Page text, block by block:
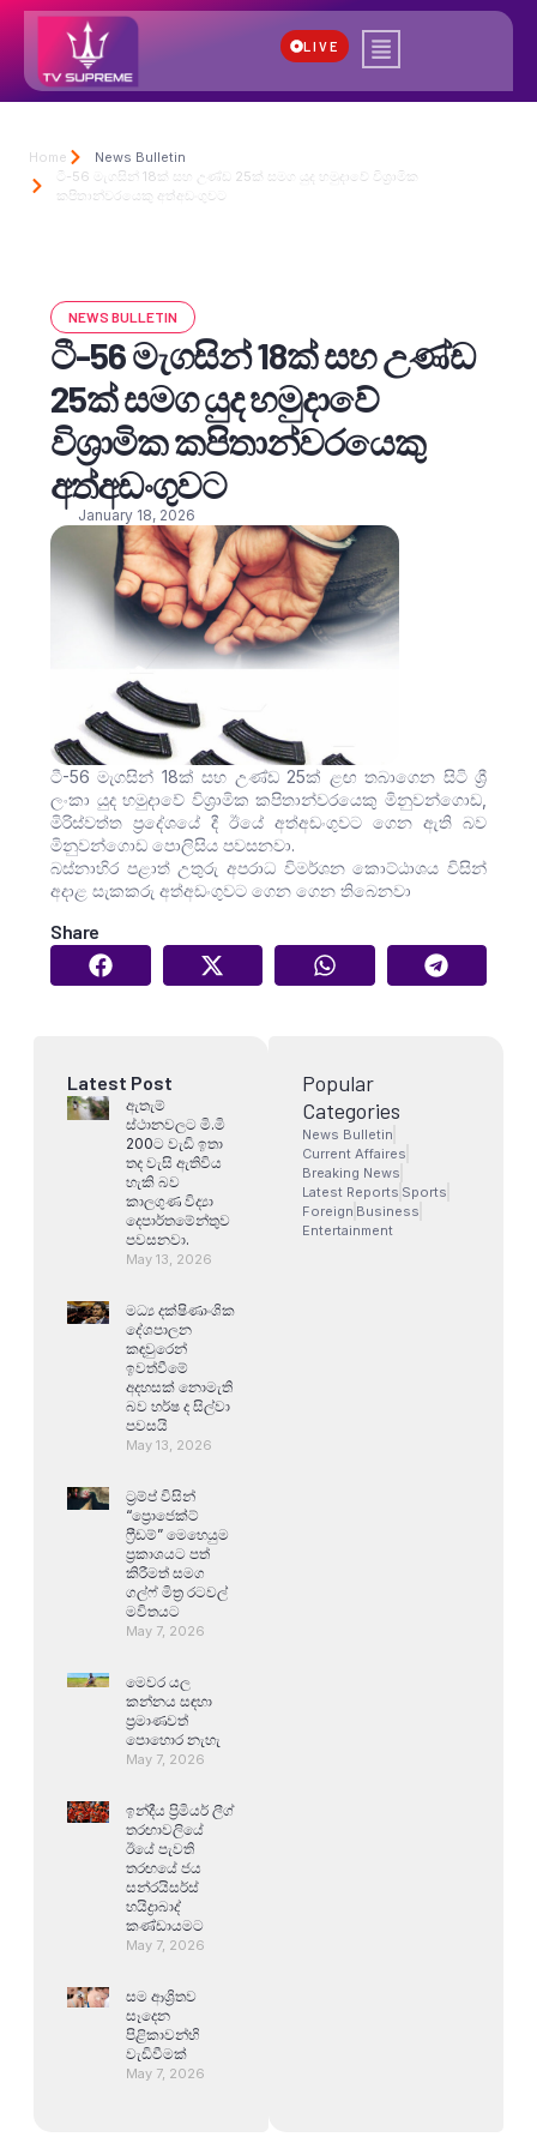
LIVE
Home
News Bulletin
ටී-56 මැගසින් 18ක් සහ උණ්ඩ 25ක් සමග යුද හමුදාවේ විශ්‍රාමික
කපිතාන්වරයෙකු අත්අඩංගුවට
NEWS BULLETIN
ටී-56 මැගසින් 18ක් සහ උණ්ඩ
25ක් සමග යුද හමුදාවේ
විශ්‍රාමික කපිතාන්වරයෙකු
අත්අඩංගුවට
January 18, 2026
ටී-56 මැගසින් 18ක් සහ උණ්ඩ 25ක් ළඟ තබාගෙන සිටි ශ්‍රී
ලංකා යුද හමුදාවේ විශ්‍රාමික කපිතාන්වරයෙකු මිනුවන්ගොඩ,
මිරිස්වත්ත ප්‍රදේශයේ දී ඊයේ අත්අඩංගුවට ගෙන ඇති බව
මිනුවන්ගොඩ පොලිසිය පවසනවා.
බස්නාහිර පළාත් උතුරු අපරාධ විමර්ශන කොට්ඨාශය විසින්
අදාළ සැකකරු අත්අඩංගුවට ගෙන ගෙන තිබෙනවා
Share
Latest Post
ඇතැම්
ස්ථානවලට මි.මි
200ට වැඩි ඉතා
තද වැසි ඇතිවිය
හැකි බව
කාලගුණ විද්‍යා
දෙපාර්තමේන්තුව
පවසනවා.
May 13, 2026
මධ්‍ය දක්ෂිණාංශික
දේශපාලන
කඳවුරෙන්
ඉවත්වීමේ
අදහසක් නොමැති
බව හර්ෂ ද සිල්වා
පවසයි
May 13, 2026
ට්‍රම්ප් විසින්
“ප්‍රොජෙක්ට්
ෆ්‍රීඩම්” මෙහෙයුම
ප්‍රකාශයට පත්
කිරීමත් සමග
ගල්ෆ් මිත්‍ර රටවල්
මවිතයට
May 7, 2026
මෙවර යල
කන්නය සඳහා
ප්‍රමාණවත්
පොහොර නැහැ
May 7, 2026
ඉන්දීය ප්‍රිමියර් ලීග්
තරඟාවලියේ
ඊයේ පැවති
තරඟයේ ජය
සන්රයිසර්ස්
හයිද්‍රාබාද්
කණ්ඩායමට
May 7, 2026
සම ආශ්‍රිතව
සෑදෙන
පිළිකාවන්හි
වැඩිවීමක්
May 7, 2026
Popular
Categories
News Bulletin
Current Affaires
Breaking News
Latest Reports Sports
Foreign Business
Entertainment